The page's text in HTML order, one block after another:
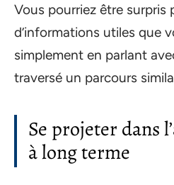
Vous pourriez être surpris
d’informations utiles que
simplement en parlant
traversé un parcours
Se projeter dans
à long terme